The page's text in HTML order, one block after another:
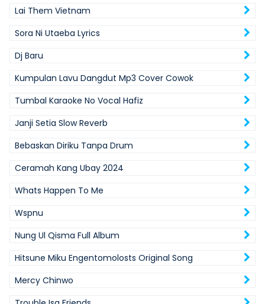
Lai Them Vietnam
Sora Ni Utaeba Lyrics
Dj Baru
Kumpulan Lavu Dangdut Mp3 Cover Cowok
Tumbal Karaoke No Vocal Hafiz
Janji Setia Slow Reverb
Bebaskan Diriku Tanpa Drum
Ceramah Kang Ubay 2024
Whats Happen To Me
Wspnu
Nung Ul Qisma Full Album
Hitsune Miku Engentomolosts Original Song
Mercy Chinwo